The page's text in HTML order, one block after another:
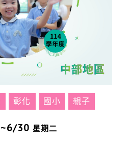
彰化 國小 親子
~6/30 星期二